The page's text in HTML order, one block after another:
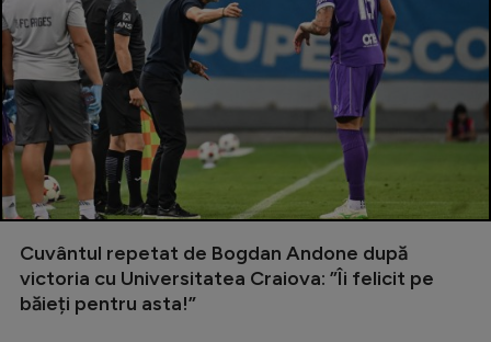
Cuvântul repetat de Bogdan Andone după
victoria cu Universitatea Craiova: ”Îi felicit pe
băieți pentru asta!”